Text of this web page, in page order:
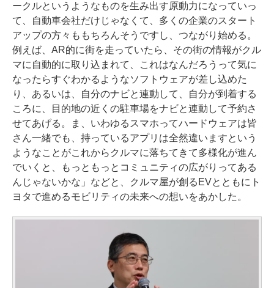
ークルというようなものを生み出す原動力になっていっ
て、自動車会社だけじゃなくて、多くの企業のスタート
アップの方々ももちろんそうですし、つながり始める。
例えば、AR的に街を走っていたら、その街の情報がクル
マに自動的に取り込まれて、これはなんだろうって気に
なったらすぐわかるようなソフトウェアが差し込めた
り、あるいは、自分のナビと連動して、自分が到着する
ころに、目的地の近くの駐車場をナビと連動して予約さ
せてあげる。ま、いわゆるスマホってハードウェアは皆
さん一緒でも、持っているアプリは全然違いますという
ようなことがこれからクルマに落ちてきて多様化が進ん
でいくと、もっともっとコミュニティの広がりってある
んじゃないかな」などと、クルマ屋が創るEVとともにト
ヨタで進めるモビリティの未来への想いをあかした。